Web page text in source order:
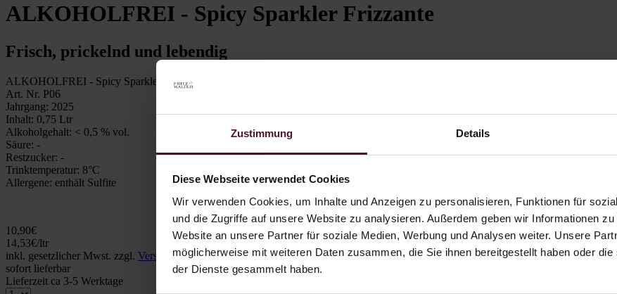
Zustimmung Details
Diese Webseite verwendet Cookies
Wir verwenden Cookies, um Inhalte und Anzeigen zu personalisieren, Funktionen für
und die Zugriffe auf unsere Website zu analysieren. Außerdem geben wir Informationen
Website an unsere Partner für soziale Medien, Werbung und Analysen weiter. Unsere
möglicherweise mit weiteren Daten zusammen, die Sie ihnen bereitgestellt haben oder
der Dienste gesammelt haben.
ALKOHOLFREI - Spicy Sparkler Frizzante
Frisch, prickelnd und lebendig
ALKOHOLFREI - Spicy Sparkler Frizzante
Art. Nr. P06
Jahrgang: 2025
Inhalt: 0,75 Ltr
Alkoholgehalt: < 0,5 % vol.
Säure: -
Restzucker: -
Trinktemperatur: 8°C
Allergene: enthält Sulfite
10,90€
14,53€/ltr
inkl. gesetzlicher Mwst. zzgl. Versandkosten
sofort lieferbar
Lieferzeit ca 3-5 Werktage